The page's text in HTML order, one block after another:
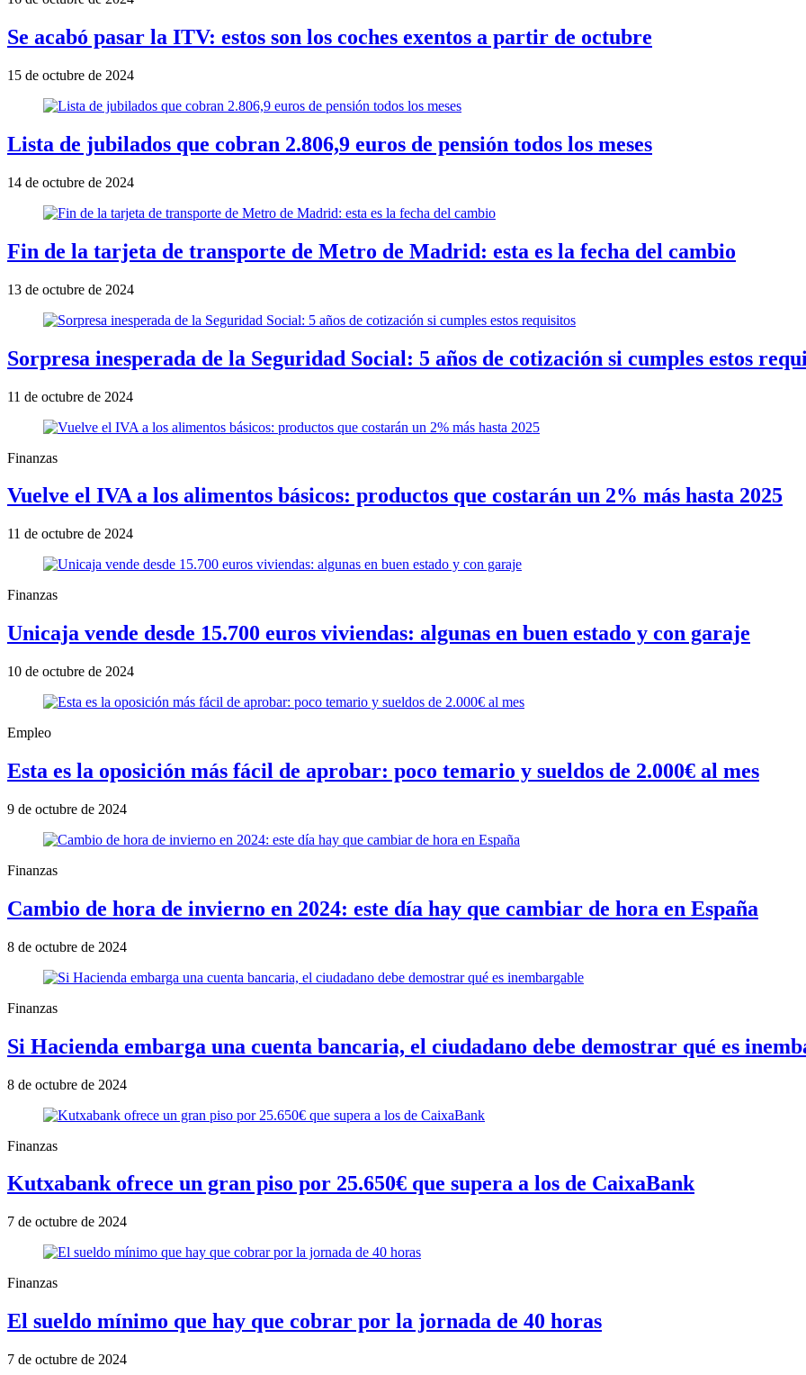
Se acabó pasar la ITV: estos son los coches exentos a partir de octubre
15 de octubre de 2024
Lista de jubilados que cobran 2.806,9 euros de pensión todos los meses
14 de octubre de 2024
Fin de la tarjeta de transporte de Metro de Madrid: esta es la fecha del cambio
13 de octubre de 2024
Sorpresa inesperada de la Seguridad Social: 5 años de cotización si cumples estos
11 de octubre de 2024
Finanzas
Vuelve el IVA a los alimentos básicos: productos que costarán un 2% más hasta 2025
11 de octubre de 2024
Finanzas
Unicaja vende desde 15.700 euros viviendas: algunas en buen estado y con garaje
10 de octubre de 2024
Empleo
Esta es la oposición más fácil de aprobar: poco temario y sueldos de 2.000€ al mes
9 de octubre de 2024
Finanzas
Cambio de hora de invierno en 2024: este día hay que cambiar de hora en España
8 de octubre de 2024
Finanzas
Si Hacienda embarga una cuenta bancaria, el ciudadano debe demostrar qué es
8 de octubre de 2024
Finanzas
Kutxabank ofrece un gran piso por 25.650€ que supera a los de CaixaBank
7 de octubre de 2024
Finanzas
El sueldo mínimo que hay que cobrar por la jornada de 40 horas
7 de octubre de 2024